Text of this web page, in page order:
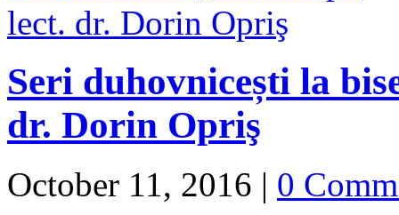
Seri duhovnicești la
dr. Dorin Opriş
October 11, 2016 | 0